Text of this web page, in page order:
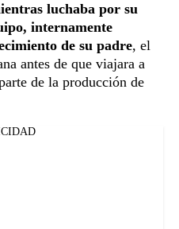
luchaba por su
internamente
de su padre, el
antes de que viajara a
de la producción de